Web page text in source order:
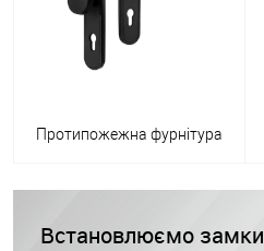
Протипожежна фурнітура
Встановлюємо замки